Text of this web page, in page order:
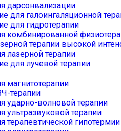
дарсонвализации
для галоингаляционной
для гидротерапии
комбинированной
терапии высокой
лазерной терапии
для лучевой терапии
магнитотерапии
терапии
ударно-волновой терапии
ультразвуковой терапии
терапевтической